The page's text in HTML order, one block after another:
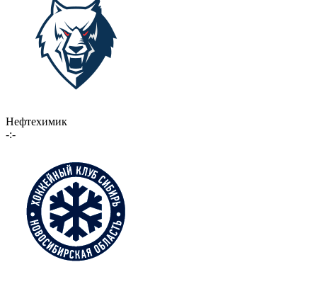
Нефтехимик
-:-